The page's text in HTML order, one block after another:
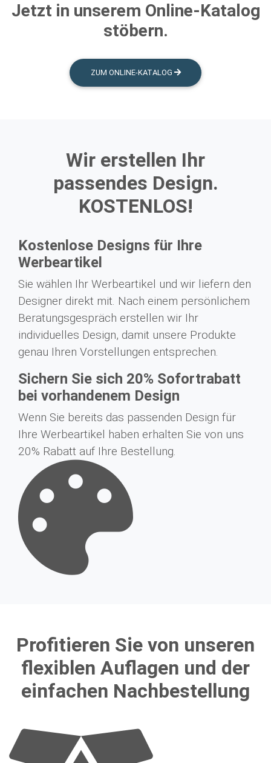
Jetzt in unserem Online-Katalog
stöbern.
ZUM ONLINE-KATALOG
Wir erstellen Ihr
passendes Design.
KOSTENLOS!
Kostenlose Designs für Ihre
Werbeartikel
Sie wählen Ihr Werbeartikel und wir liefern den
Designer direkt mit. Nach einem persönlichem
Beratungsgespräch erstellen wir Ihr
individuelles Design, damit unsere Produkte
genau Ihren Vorstellungen entsprechen.
Sichern Sie sich 20% Sofortrabatt
bei vorhandenem Design
Wenn Sie bereits das passenden Design für
Ihre Werbeartikel haben erhalten Sie von uns
20% Rabatt auf Ihre Bestellung.
Profitieren Sie von unseren
flexiblen Auflagen und der
einfachen Nachbestellung